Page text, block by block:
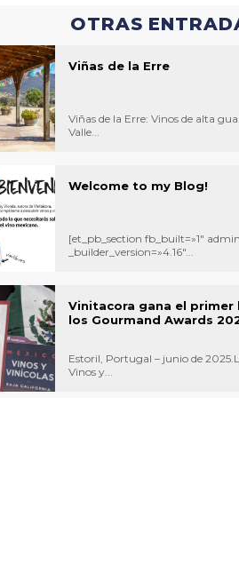
OTRAS
Viñas de la Erre
Viñas de la Erre: Vinos de alta
Valle...
Welcome to my Blog!
[et_pb_section fb_built=»1″
_builder_version=»4.16″...
Vinitacora gana el primer
los Gourmand Awards
Estoril, Portugal – junio de
Vinos y...